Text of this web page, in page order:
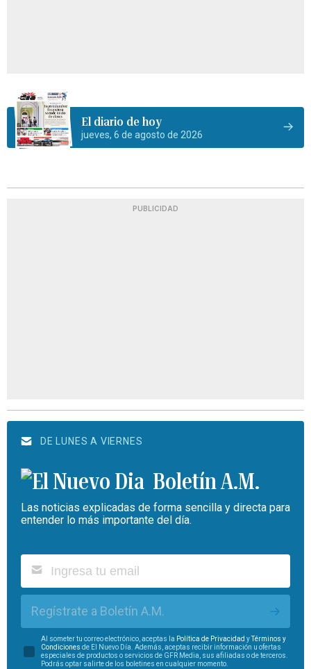
El diario de hoy
jueves, 6 de agosto de 2026
PUBLICIDAD
DE LUNES A VIERNES
Boletín A.M.
Las noticias explicadas de forma sencilla y directa para
entender lo más importante del día.
Regístrate a Boletín A.M.
Al someter tu correo electrónico, aceptas la Política de Privacidad yTérminos y
Condiciones de El Nuevo Día. Además, aceptas recibir información u ofertas
especiales de productos o servicios de GFR Media, sus afiliadas o de terceros.
Podrás optar salirte de los boletines en cualquier momento.